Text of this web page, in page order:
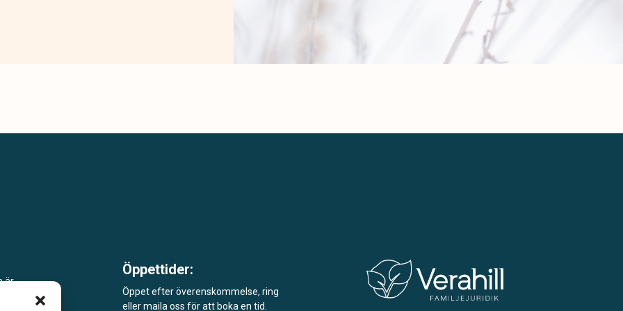
är
Öppettider:
Öppet efter överenskommelse, ring
eller maila oss för att boka en tid.